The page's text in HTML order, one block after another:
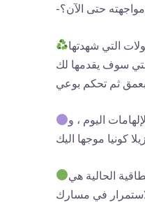
حتى الآن؟
التي شهدتها
سوف يقدمها لك
اليوم ، و
الحالية هي